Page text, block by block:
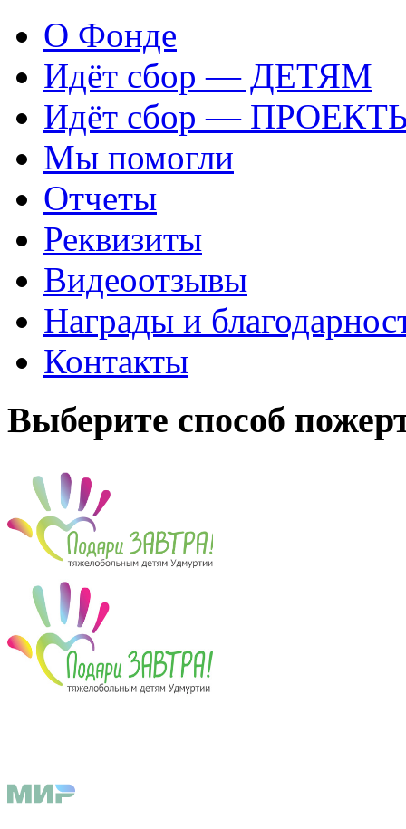
О Фонде
Идёт сбор — ДЕТЯМ
Идёт сбор —
Мы помогли
Отчеты
Реквизиты
Видеоотзывы
Награды и
Контакты
Выберите способ